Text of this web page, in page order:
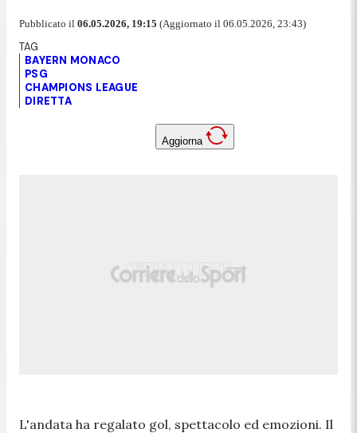
Pubblicato il 06.05.2026, 19:15 (Aggiornato il 06.05.2026, 23:43)
BAYERN MONACO
PSG
CHAMPIONS LEAGUE
DIRETTA
Aggiorna
L'andata ha regalato gol, spettacolo ed emozioni. Il